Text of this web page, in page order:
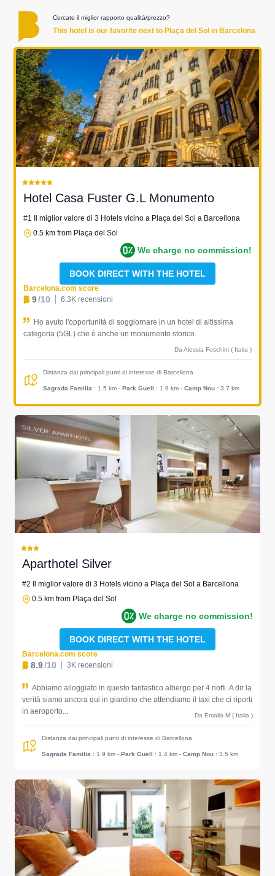
Cercate il miglior rapporto qualità/prezzo?
This hotel is our favorite next to Plaça del Sol in Barcelona
Hotel Casa Fuster G.L Monumento
#1 Il miglior valore di 3 Hotels vicino a Plaça del Sol a Barcellona
0.5 km from Plaça del Sol
We charge no commission!
BOOK DIRECT WITH THE HOTEL
Barcelona.com score
9/10 6.3K recensioni
Ho avuto l'opportunità di soggiornare in un hotel di altissima
categoria (5GL) che è anche un monumento storico.
Da Alessia Foschini ( Italia )
Distanza dai principali punti di interesse di Barcellona
Sagrada Familia : 1.5 km - Park Guell : 1.9 km - Camp Nou : 3.7 km
Aparthotel Silver
#2 Il miglior valore di 3 Hotels vicino a Plaça del Sol a Barcellona
0.5 km from Plaça del Sol
We charge no commission!
BOOK DIRECT WITH THE HOTEL
Barcelona.com score
8.9/10 3K recensioni
Abbiamo alloggiato in questo fantastico albergo per 4 notti. A dir la
verità siamo ancora qui in giardino che attendiamo il taxi che ci riporti
in aeroporto...
Da Emalia M ( Italia )
Distanza dai principali punti di interesse di Barcellona
Sagrada Familia : 1.9 km - Park Guell : 1.4 km - Camp Nou : 3.5 km